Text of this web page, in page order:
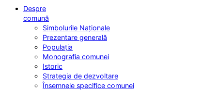
Despre
comună
Simbolurile Naționale
Prezentare generală
Populația
Monografia comunei
Istoric
Strategia de dezvoltare
Însemnele specifice comunei